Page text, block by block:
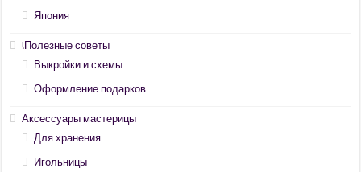
Япония
!Полезные советы
Выкройки и схемы
Оформление подарков
Аксессуары мастерицы
Для хранения
Игольницы